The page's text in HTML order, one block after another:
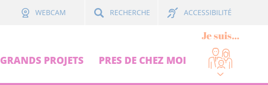
WEBCAM RECHERCHE ACCESSIBILITÉ
GRANDS PROJETS PRES DE CHEZ MOI
Je suis...